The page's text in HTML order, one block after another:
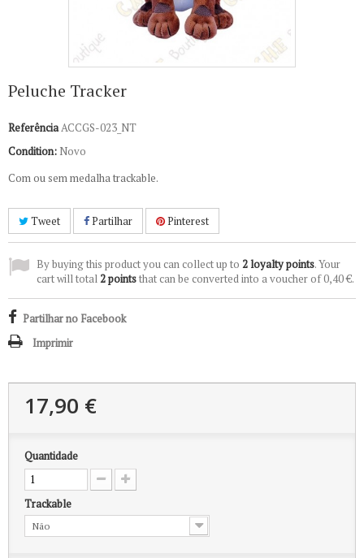
Peluche Tracker
ReferênciaACCGS-023_NT
Condition: Novo
Com ou sem medalha trackable.
Tweet Partilhar Pinterest
By buying this product you can collect up to 2loyalty points. Your
cart will total2pointsthat can be converted into a voucher of0,40 €.
Partilhar no Facebook
Imprimir
17,90 €
Quantidade
Trackable
Não